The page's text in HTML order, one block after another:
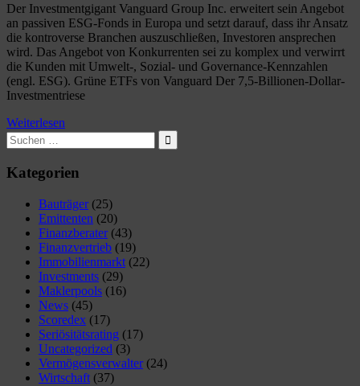
Der Investmentgigant Vanguard Group Inc. erweitert sein Angebot
an passiven ESG-Fonds in Europa und setzt darauf, dass ihr Ansatz
die kontroverse Branchen auszuschließen, Investoren ansprechen
wird. Das Angebot von Konkurrenten sei zu komplex und verwirrt
die Kunden mit Umwelt-, Sozial- und Governance-Kennzahlen
(engl. ESG). Grüne ETFs von Vanguard Der 7,5-Billionen-Dollar-
Investmentriese
Weiterlesen
Suchen
nach:
Suchen
Kategorien
Bauträger(25)
Emittenten (20)
Finanzberater(43)
Finanzvertrieb (19)
Immobilienmarkt (22)
Investments (29)
Maklerpools (16)
News (45)
Scoredex (17)
Seriösitätsrating (17)
Uncategorized (3)
Vermögensverwalter(24)
Wirtschaft (37)